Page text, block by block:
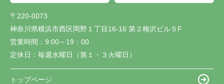
〒220-0073
神奈川県横浜市西区岡野１丁目16-16 第２梅沢ビル５F
営業時間： 9:00～19：00
定休日： 毎週水曜日（第１・３火曜日）
トップページ